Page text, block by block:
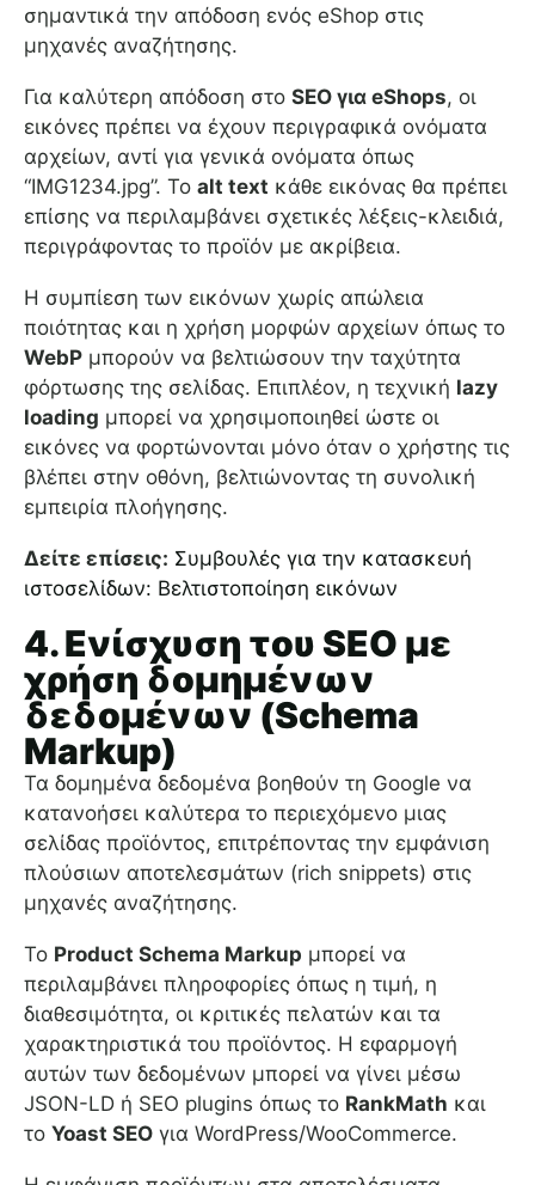
σημαντικά την απόδοση ενός eShop στις
μηχανές αναζήτησης.
Για καλύτερη απόδοση στο SEO για eShops, οι
εικόνες πρέπει να έχουν περιγραφικά ονόματα
αρχείων, αντί για γενικά ονόματα όπως
“IMG1234.jpg”. Το alt text κάθε εικόνας θα πρέπει
επίσης να περιλαμβάνει σχετικές λέξεις-κλειδιά,
περιγράφοντας το προϊόν με ακρίβεια.
Η συμπίεση των εικόνων χωρίς απώλεια
ποιότητας και η χρήση μορφών αρχείων όπως το
WebP μπορούν να βελτιώσουν την ταχύτητα
φόρτωσης της σελίδας. Επιπλέον, η τεχνική lazy
loading μπορεί να χρησιμοποιηθεί ώστε οι
εικόνες να φορτώνονται μόνο όταν ο χρήστης τις
βλέπει στην οθόνη, βελτιώνοντας τη συνολική
εμπειρία πλοήγησης.
Δείτε επίσεις: Συμβουλές για την κατασκευή
ιστοσελίδων: Βελτιστοποίηση εικόνων
4. Ενίσχυση του SEO με
χρήση δομημένων
δεδομένων (Schema
Markup)
Τα δομημένα δεδομένα βοηθούν τη Google να
κατανοήσει καλύτερα το περιεχόμενο μιας
σελίδας προϊόντος, επιτρέποντας την εμφάνιση
πλούσιων αποτελεσμάτων (rich snippets) στις
μηχανές αναζήτησης.
Το Product Schema Markup μπορεί να
περιλαμβάνει πληροφορίες όπως η τιμή, η
διαθεσιμότητα, οι κριτικές πελατών και τα
χαρακτηριστικά του προϊόντος. Η εφαρμογή
αυτών των δεδομένων μπορεί να γίνει μέσω
JSON-LD ή SEO plugins όπως το RankMath και
το Yoast SEO για WordPress/WooCommerce.